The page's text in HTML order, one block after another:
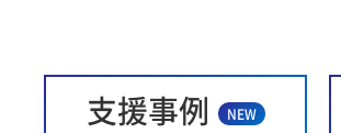
支援事例 NEW